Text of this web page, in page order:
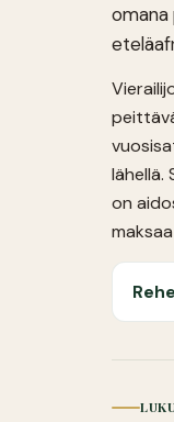
omana
lähellä.
on